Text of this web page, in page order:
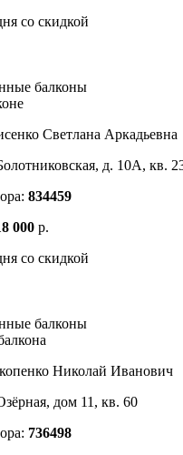
со скидкой
Светлана Аркадьевна
д. 10А, кв.
834459
000 р.
со скидкой
Николай Иванович
дом 11, кв. 60
736498